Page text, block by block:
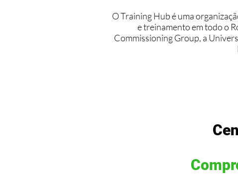
O Training Hub é uma
e treinamento em todo o
Commissioning Group, a